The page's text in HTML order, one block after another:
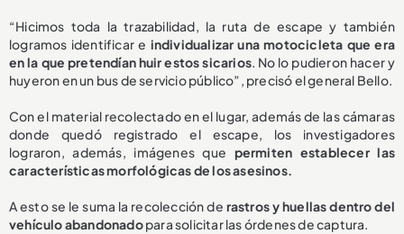
“Hicimos toda la trazabilidad, la ruta de escape y también
logramos identificar e individualizar una motocicleta que era
en la que pretendían huir estos sicarios. No lo pudieron hacer y
huyeron en un bus de servicio público”, precisó el general Bello.
Con el material recolectado en el lugar, además de las cámaras
donde quedó registrado el escape, los investigadores
lograron, además, imágenes que permiten establecer las
características morfológicas de los asesinos.
A esto se le suma la recolección de rastros y huellas dentro del
vehículo abandonadopara solicitar las órdenes de captura.